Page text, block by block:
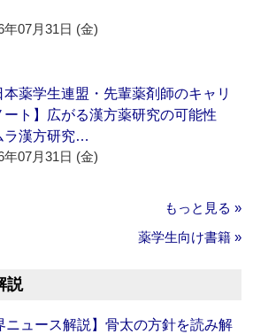
年07月31日 (金)
本薬学生連盟・先輩薬剤師のキャリ
ート】広がる漢方薬研究の可能性
ラ漢方研究…
年07月31日 (金)
もっと見る »
薬学生向け書籍 »
説
ニュース解説】骨太の方針を読み解